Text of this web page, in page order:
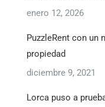
enero 12, 2026
PuzzleRent con un
propiedad
diciembre 9, 2021
Lorca puso a